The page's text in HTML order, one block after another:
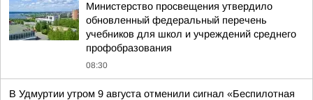
Министерство просвещения утвердило
обновленный федеральный перечень
учебников для школ и учреждений среднего
профобразования
08:30
В Удмуртии утром 9 августа отменили сигнал «Беспилотная